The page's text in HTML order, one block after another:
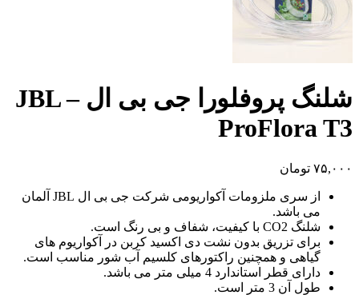
شلنگ پروفلورا جی بی ال – JBL
ProFlora T3
۷۵,۰۰۰ تومان
از سری ملزومات آکواریومی شرکت جی بی ال JBL آلمان
می باشد.
شلنگ CO2 با کیفیت، شفاف و بی رنگ است.
برای تزریق بدون نشت دی اکسید کربن در آکواریوم های
گیاهی و همچنین راکتورهای کلسیم آب شور مناسب است.
دارای قطر استاندارد 4 میلی متر می باشد.
طول آن 3 متر است.